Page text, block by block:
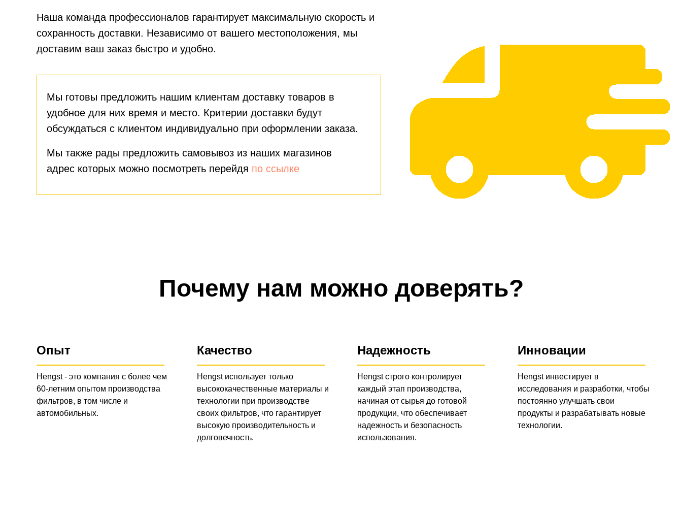
Мы готовы предложить нашим клиентам доставку товаров в
удобное для них время и место. Критерии доставки будут
обсуждаться с клиентом индивидуально при оформлении заказа.
Мы также рады предложить самовывоз из наших магазинов
адрес которых можно посмотреть перейдя по ссылке
Наша команда профессионалов гарантирует максимальную скорость и
сохранность доставки. Независимо от вашего местоположения, мы
доставим ваш заказ быстро и удобно.
Почему нам можно доверять?
Опыт
Hengst - это компания с более чем
60-летним опытом производства
фильтров, в том числе и
автомобильных.
Качество Надежность
Hengst использует только
высококачественные материалы и
технологии при производстве
своих фильтров, что гарантирует
высокую производительность и
долговечность.
Инновации
Hengst строго контролирует
каждый этап производства,
начиная от сырья до готовой
продукции, что обеспечивает
надежность и безопасность
использования.
Hengst инвестирует в
исследования и разработки, чтобы
постоянно улучшать свои
продукты и разрабатывать новые
технологии.